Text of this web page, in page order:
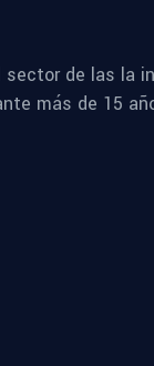
sector de las
más de 15